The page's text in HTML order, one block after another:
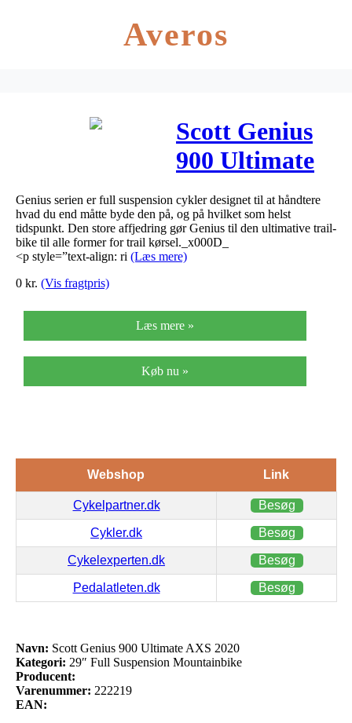
Averos
Scott Genius
900 Ultimate
AXS 2020
Genius serien er full suspension cykler designet til at håndtere
hvad du end måtte byde den på, og på hvilket som helst
tidspunkt. Den store affjedring gør Genius til den ultimative trail-
bike til alle former for trail kørsel._x000D_
<p style=”text-align: ri (Læs mere)
0 kr. (Vis fragtpris)
Læs mere »
Køb nu »
Webshop Link
Cykelpartner.dk Besøg
Cykler.dk Besøg
Cykelexperten.dk Besøg
Pedalatleten.dk Besøg
Navn: Scott Genius 900 Ultimate AXS 2020
Kategori: 29″ Full Suspension Mountainbike
Producent:
Varenummer: 222219
EAN: